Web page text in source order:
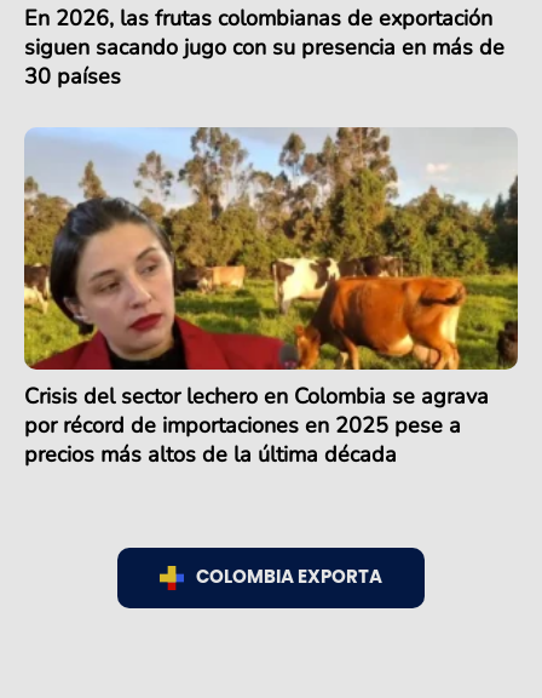
En 2026, las frutas colombianas de exportación
siguen sacando jugo con su presencia en más de
30 países
Crisis del sector lechero en Colombia se agrava
por récord de importaciones en 2025 pese a
precios más altos de la última década
COLOMBIA EXPORTA